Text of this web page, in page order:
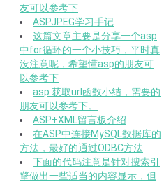
友可以参考下
ASPJPEG学习手记
这篇文章主要是分享一个asp
中for循环的一个小技巧，平时真
没注意呢，希望懂asp的朋友可
以参考下
asp 获取url函数小结，需要的
朋友可以参考下。
ASP+XML留言板介绍
在ASP中连接MySQL数据库的
方法，最好的通过ODBC方法
下面的代码注意是针对搜索引
擎做出一些适当的内容显示，但